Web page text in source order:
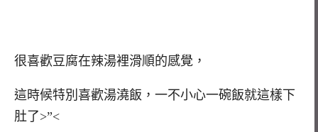
很喜歡豆腐在辣湯裡滑順的感覺，
這時候特別喜歡湯澆飯，一不小心一碗飯就這樣下
肚了>”<